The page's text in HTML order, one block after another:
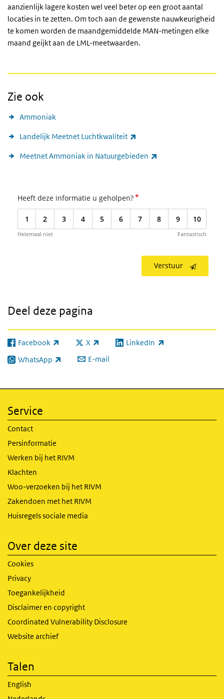
aanzienlijk lagere kosten wel veel beter op een groot aantal
locaties in te zetten. Om toch aan de gewenste nauwkeurigheid
te komen worden de maandgemiddelde MAN-metingen elke
maand geijkt aan de LML-meetwaarden.
Zie ook
Ammoniak
Landelijk Meetnet Luchtkwaliteit
Meetnet Ammoniak in Natuurgebieden
Heeft deze informatie u geholpen?*
1 2 3 4 5 6 7 8 9 10
Helemaal niet Fantastisch
Verstuur
Deel deze pagina
Facebook
(externe link) X
(externe link) LinkedIn
(externe link)
WhatsApp
(externe link) E-mail
Service
Contact
Persinformatie
Werken bij het RIVM
Klachten
Woo-verzoeken bij het RIVM
Zakendoen met het RIVM
Huisregels sociale media
Over deze site
Cookies
Privacy
Toegankelijkheid
Disclaimer en copyright
Coordinated Vulnerability Disclosure
Website archief
Talen
English